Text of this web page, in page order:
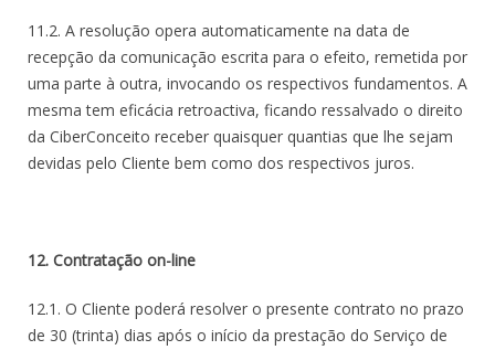
11.2. A resolução opera automaticamente na data de
recepção da comunicação escrita para o efeito, remetida por
uma parte à outra, invocando os respectivos fundamentos. A
mesma tem eficácia retroactiva, ficando ressalvado o direito
da CiberConceito receber quaisquer quantias que lhe sejam
devidas pelo Cliente bem como dos respectivos juros.
12. Contratação on-line
12.1. O Cliente poderá resolver o presente contrato no prazo
de 30 (trinta) dias após o início da prestação do Serviço de